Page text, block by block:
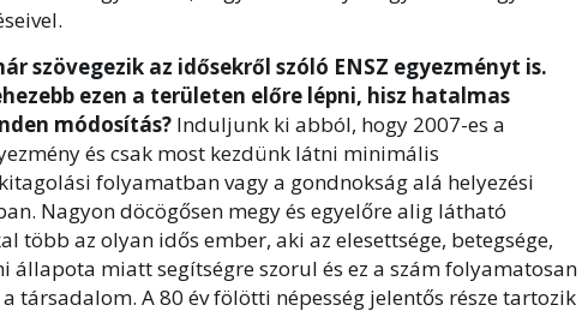
szövegezik az idősekről szóló ENSZ egyezményt is.
ezen a területen előre lépni, hisz hatalmas
módosítás? Induljunk ki abból, hogy 2007-es a
és csak most kezdünk látni minimális
folyamatban vagy a gondnokság alá helyezési
Nagyon döcögősen megy és egyelőre alig látható
több az olyan idős ember, aki az elesettsége, betegsége,
állapota miatt segítségre szorul és ez a szám folyamatosan
társadalom. A 80 év fölötti népesség jelentős része tartozik